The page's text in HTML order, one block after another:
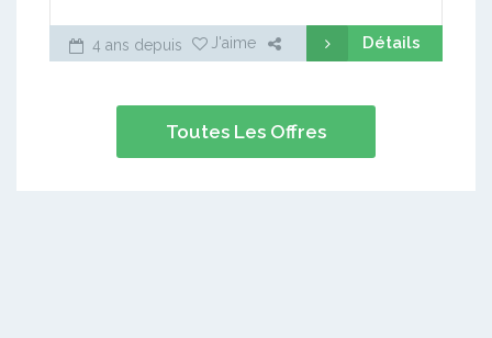
4 ans depuis J'aime Détails
Toutes Les Offres